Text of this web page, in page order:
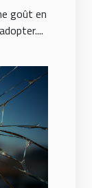
de
goût en